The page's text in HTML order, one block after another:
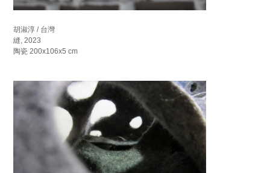
胡淑淳 / 台灣
縫, 2023
陶瓷 200x106x5 cm